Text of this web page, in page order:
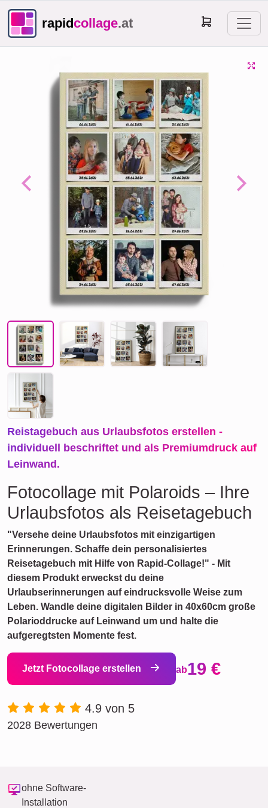
rapidcollage.at
Previous Next
Reistagebuch aus Urlaubsfotos erstellen -
individuell beschriftet und als Premiumdruck auf
Leinwand.
Fotocollage mit Polaroids – Ihre
Urlaubsfotos als Reisetagebuch
"Versehe deine Urlaubsfotos mit einzigartigen
Erinnerungen. Schaffe dein personalisiertes
Reisetagebuch mit Hilfe von Rapid-Collage!" - Mit
diesem Produkt erweckst du deine
Urlaubserinnerungen auf eindrucksvolle Weise zum
Leben. Wandle deine digitalen Bilder in 40x60cm große
Polarioddrucke auf Leinwand um und halte die
aufgeregtsten Momente fest.
Jetzt Fotocollage erstellen ab19 €
4.9 von 5
2028 Bewertungen
ohne Software-
Installation